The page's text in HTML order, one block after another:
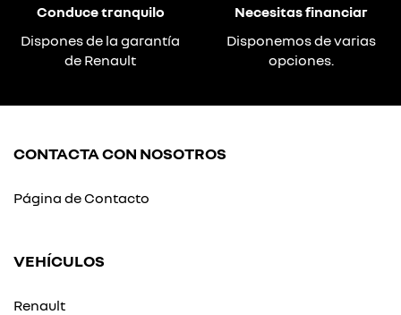
Conduce tranquilo
Dispones de la garantía
de Renault
Necesitas financiar
Disponemos de varias
opciones.
CONTACTA CON NOSOTROS
Página de Contacto
VEHÍCULOS
Renault